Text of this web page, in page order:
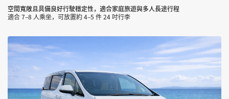
空間寬敞且具備良好行駛穩定性，適合家庭旅遊與多人長途行程
適合 7–8 人乘坐，可放置約 4–5 件 24 吋行李